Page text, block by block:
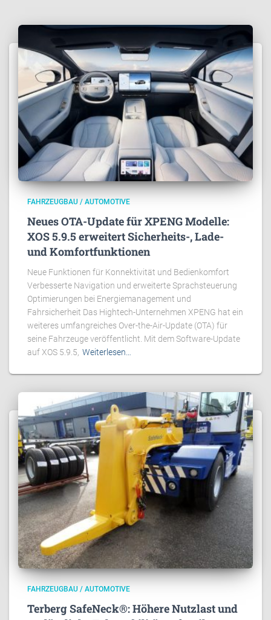
FAHRZEUGBAU / AUTOMOTIVE
Neues OTA-Update für XPENG Modelle:
XOS 5.9.5 erweitert Sicherheits-, Lade-
und Komfortfunktionen
Neue Funktionen für Konnektivität und Bedienkomfort
Verbesserte Navigation und erweiterte Sprachsteuerung
Optimierungen bei Energiemanagement und
Fahrsicherheit Das Hightech-Unternehmen XPENG hat ein
weiteres umfangreiches Over-the-Air-Update (OTA) für
seine Fahrzeuge veröffentlicht. Mit dem Software-Update
auf XOS 5.9.5, Weiterlesen…
FAHRZEUGBAU / AUTOMOTIVE
Terberg SafeNeck®: Höhere Nutzlast und